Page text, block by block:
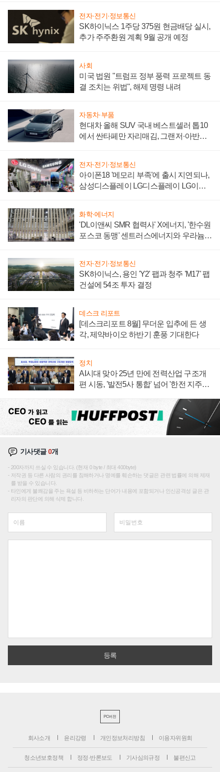
전자·전기·정보통신
SK하이닉스 1주당 375원 현금배당 실시,
추가 주주환원 계획 9월 공개 예정
사회
미국 법원 "트럼프 정부 풍력 프로젝트 동
결 조치는 위법", 해제 명령 내려
자동차·부품
현대차 올해 SUV 국내 베스트셀러 톱10
에서 싼타페만 자리매김, 그랜저·아반떼
전자·전기·정보통신
아이폰18 '메모리 부족'에 출시 지연되나,
삼성디스플레이 LG디스플레이 LG이노
화학·에너지
'DL이앤씨 SMR 협력사' X에너지, '한수원
포스코 동맹' 센트러스에너지와 우라늄
전자·전기·정보통신
SK하이닉스, 용인 'Y2' 팹과 청주 'M17' 팹
건설에 54조 투자 결정
데스크 리포트
[데스크리포트 8월] 무더운 입추에 든 생
각, 제약바이오 하반기 훈풍 기대한다
정치
AI시대 맞아 25년 만에 전력산업 구조개
편 시동, '발전5사 통합' 넘어 '한전 지주사'
기사댓글0개
200자까지 쓰실 수 있습니다. (현재 0 byte / 최대 400byte)
저작권 등 다른 사람의 권리를 침해하거나 명예를 훼손하는 댓글은 관련 법률에 의해 제재
를 받을 수 있습니다.
타인에게 불쾌감을 주는 욕설 등 비하하는 단어가 내용에 포함되거나 인신공격성 글은 관
리자의 판단에 의해 삭제 합니다.
PC버전
회사소개 윤리강령 개인정보처리방침 이용자위원회
청소년보호정책 정정·반론보도 기사심의규정 불편신고